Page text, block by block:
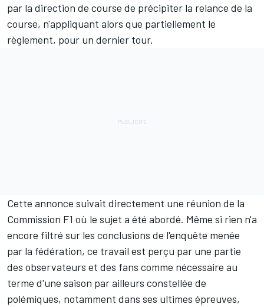
par la direction de course de précipiter la relance de la
course, n'appliquant alors que partiellement le
règlement, pour un dernier tour.
Cette annonce suivait directement une réunion de la
Commission F1 où le sujet a été abordé. Même si rien n'a
encore filtré sur les conclusions de l'enquête menée
par la fédération, ce travail est perçu par une partie
des observateurs et des fans comme nécessaire au
terme d'une saison par ailleurs constellée de
polémiques, notamment dans ses ultimes épreuves,